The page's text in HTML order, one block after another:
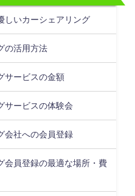
しいカーシェアリング
の活用方法
サービスの金額
サービスの体験会
会社への会員登録
会員登録の最適な場所・費